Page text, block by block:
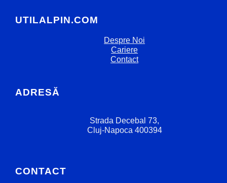
UTILALPIN.COM
Despre Noi
Cariere
Contact
ADRESĂ
Strada Decebal 73,
Cluj-Napoca 400394
CONTACT